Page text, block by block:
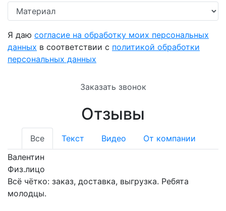
Я даю согласие на обработку моих персональных
данных в соответствии с политикой обработки
персональных данных
Заказать звонок
Отзывы
Все Текст Видео
От компании
Валентин
Физ.лицо
Всё чётко: заказ, доставка, выгрузка. Ребята
молодцы.